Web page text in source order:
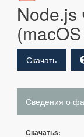
Node.js
Скачать
Сведения о
Скачатьs: